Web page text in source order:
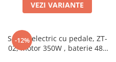
➔ Cu Volan
➔ Fara Permis
➔ 4000W
⬇ MARCI
VEZI VARIANTE
-12%
Scuter electric cu pedale, ZT-
02, motor 350W , baterie 48V